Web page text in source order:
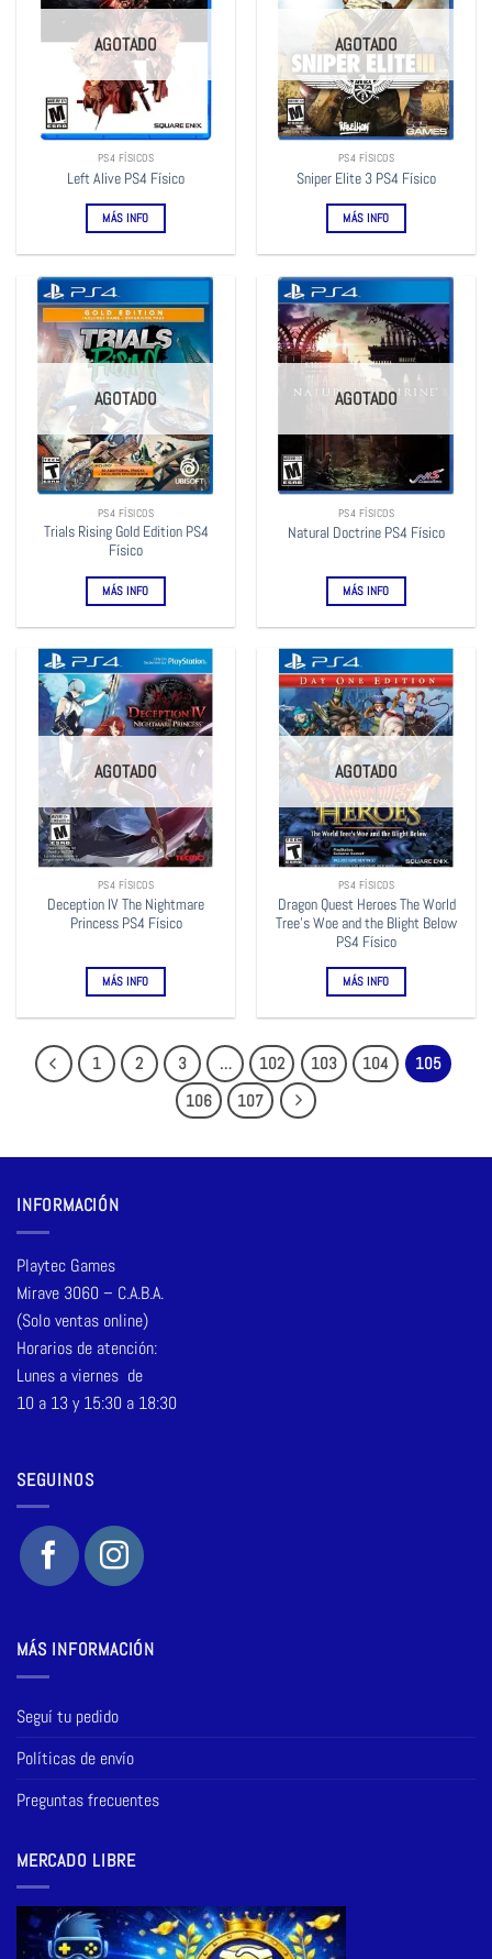
AGOTADO
PS4 FÍSICOS
Left Alive PS4 Físico
MÁS INFO
AGOTADO
PS4 FÍSICOS
Sniper Elite 3 PS4 Físico
MÁS INFO
AGOTADO
PS4 FÍSICOS
Trials Rising Gold Edition PS4
Físico
MÁS INFO
AGOTADO
PS4 FÍSICOS
Natural Doctrine PS4 Físico
MÁS INFO
AGOTADO
PS4 FÍSICOS
Deception IV The Nightmare
Princess PS4 Físico
MÁS INFO
AGOTADO
PS4 FÍSICOS
Dragon Quest Heroes The World
Tree’s Woe and the Blight Below
PS4 Físico
MÁS INFO
1 2 3 … 102 103 104
105
106
107
INFORMACIÓN
Playtec Games
Mirave 3060 – C.A.B.A.
(Solo ventas online)
Horarios de atención:
Lunes a viernes de
10 a 13 y 15:30 a 18:30
SEGUINOS
MÁS INFORMACIÓN
Seguí tu pedido
Políticas de envío
Preguntas frecuentes
MERCADO LIBRE